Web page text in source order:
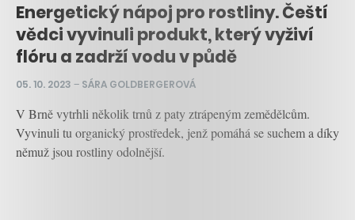
Energetický nápoj pro rostliny. Čeští
vědci vyvinuli produkt, který vyživí
flóru a zadrží vodu v půdě
05. 10. 2023 – SÁRA GOLDBERGEROVÁ
V Brně vytrhli několik trnů z paty ztrápeným zemědělcům.
Vyvinuli tu organický prostředek, jenž pomáhá se suchem a díky
němuž jsou rostliny odolnější.